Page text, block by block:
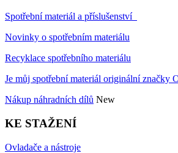
Spotřební materiál a příslušenství
Novinky o spotřebním materiálu
Recyklace spotřebního materiálu
Je můj spotřební materiál originální značky
Nákup náhradních dílů New
KE STAŽENÍ
Ovladače a nástroje